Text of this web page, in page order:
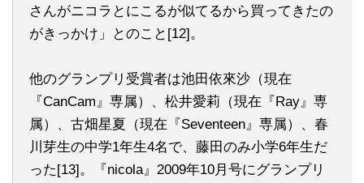
さんがニコラとにこるが似てるから買ってきたの
がきっかけ」とのこと[12]。
他のグランプリ受賞者は池田依來沙（現在
『CanCam』専属）、松井愛莉（現在『Ray』専
属）、古畑星夏（現在『Seventeen』専属）、春
川芽生の中学1年生4名で、藤田のみ小学6年生だ
った[13]。『nicola』2009年10月号にグランプリ